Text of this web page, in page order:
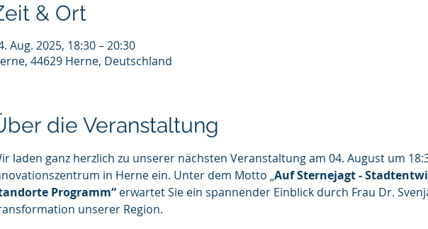
& Ort
Aug. 2025, 18:30 – 20:30
44629 Herne, Deutschland
die Veranstaltung
laden ganz herzlich zu unserer nächsten Veranstaltung am 04. August um
in Herne ein. Unter dem Motto „Auf Sternejagt -
Programm“ erwartet Sie ein spannender Einblick durch Frau Dr.
unserer Region.